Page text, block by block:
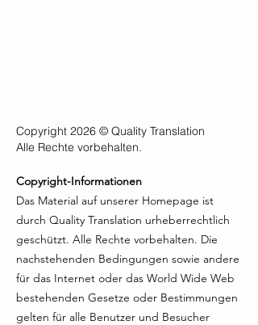
Copyright 2026 © Quality Translation
Alle Rechte vorbehalten.
Copyright-Informationen
Das Material auf unserer Homepage ist
durch Quality Translation urheberrechtlich
geschützt. Alle Rechte vorbehalten. Die
nachstehenden Bedingungen sowie andere
für das Internet oder das World Wide Web
bestehenden Gesetze oder Bestimmungen
gelten für alle Benutzer und Besucher